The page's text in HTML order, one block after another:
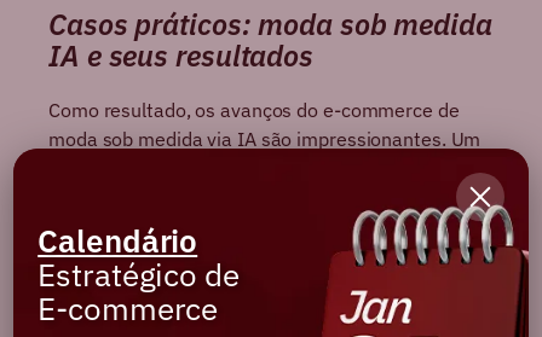
Casos práticos: moda sob medida
IA e seus resultados
Como resultado, os avanços do e-commerce de
moda sob medida via IA são impressionantes. Um
aumentando a retenção de clientes em 30%.
Em suma, esses exemplos demonstram como a IA
pode não apenas personalizar, mas também trazer
eficiência e sustentabilidade ao e-commerce de
Calendário
Estratégico de
E-commerce